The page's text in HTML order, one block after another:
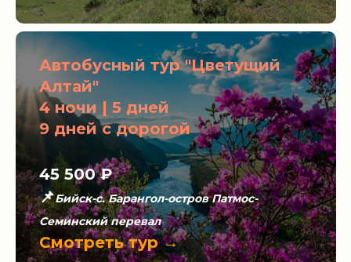
Автобусный тур "Цветущий
Алтай"
4 ночи | 5 дней
9 дней с дорогой
45 500 ₽
📌Бийск-с. Барангол-остров Патмос-
Семинский перевал
Смотреть тур →